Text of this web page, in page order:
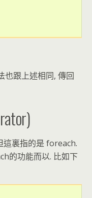
跟上述相同, 傳回
這裏指的是 foreach.
的功能而以. 比如下